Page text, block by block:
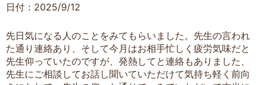
日付：2025/9/12
先日気になる人のことをみてもらいました。先生の言われ
た通り連絡あり、そして今月はお相手忙しく疲労気味だと
先生仰っていたのですが、発熱してと連絡もありました、
先生にご相談してお話し聞いていただけて気持ち軽く前向